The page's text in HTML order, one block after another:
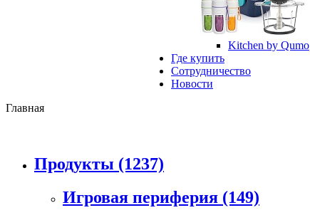
Kitchen by Qumo
Где купить
Сотрудничество
Новости
Главная
Продукты (1237)
Игровая периферия (149)